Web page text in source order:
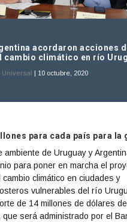
acordaron acciones
cambio climático en río
Universal 10 octubre, 2020
para cada país para la
ambiente de Uruguay y
para poner en marcha el
cambio climático en ciudades y
vulnerables del río
de 14 millones de dólares
que será administrado por el